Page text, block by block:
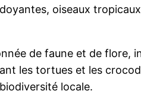
oiseaux
de faune et de flore,
les tortues et les
locale.